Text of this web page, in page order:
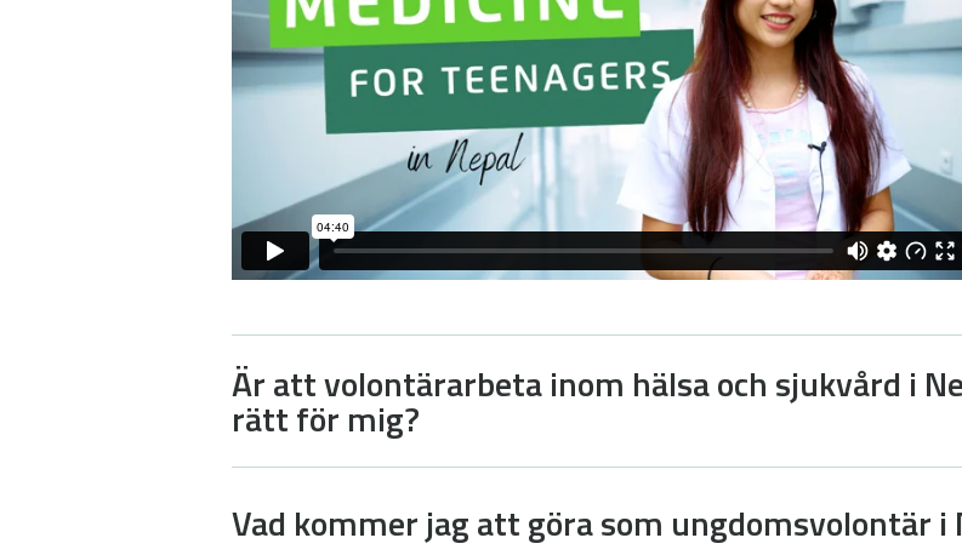
Är att volontärarbeta inom hälsa och sjukvård i
rätt för mig?
Vad kommer jag att göra som ungdomsvolontär i